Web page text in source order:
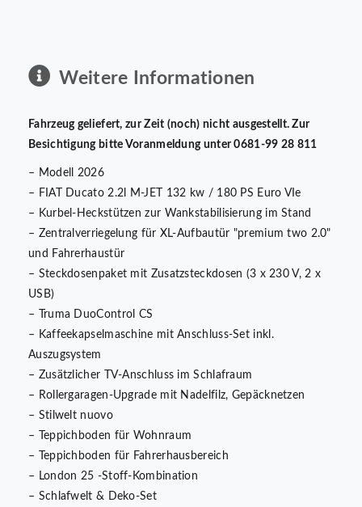
Weitere Informationen
Fahrzeug geliefert, zur Zeit (noch) nicht ausgestellt. Zur
Besichtigung bitte Voranmeldung unter 0681-99 28 811
– Modell 2026
– FIAT Ducato 2.2l M-JET 132 kw / 180 PS Euro VIe
– Kurbel-Heckstützen zur Wankstabilisierung im Stand
– Zentralverriegelung für XL-Aufbautür "premium two 2.0"
und Fahrerhaustür
– Steckdosenpaket mit Zusatzsteckdosen (3 x 230 V, 2 x
USB)
– Truma DuoControl CS
– Kaffeekapselmaschine mit Anschluss-Set inkl.
Auszugsystem
– Zusätzlicher TV-Anschluss im Schlafraum
– Rollergaragen-Upgrade mit Nadelfilz, Gepäcknetzen
– Stilwelt nuovo
– Teppichboden für Wohnraum
– Teppichboden für Fahrerhausbereich
– London 25 -Stoff-Kombination
– Schlafwelt & Deko-Set